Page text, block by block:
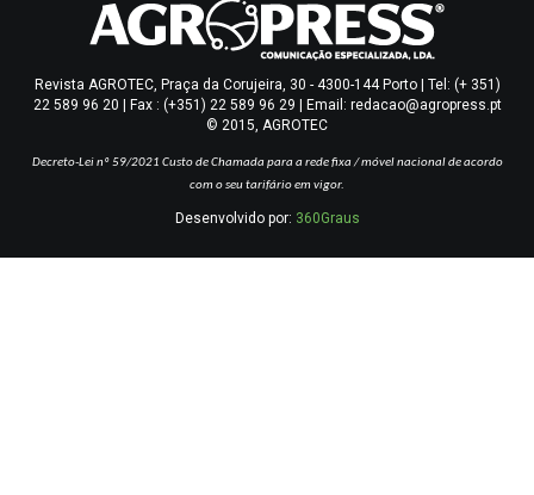
Revista AGROTEC, Praça da Corujeira, 30 - 4300-144 Porto | Tel: (+ 351)
22 589 96 20 | Fax : (+351) 22 589 96 29 | Email: redacao@agropress.pt
© 2015, AGROTEC
Decreto-Lei nº 59/2021 Custo de Chamada para a rede fixa / móvel nacional de acordo
com o seu tarifário em vigor.
Desenvolvido por: 360Graus